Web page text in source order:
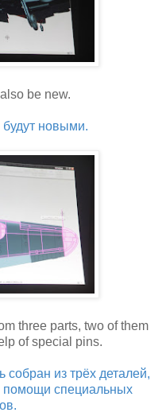
be new.
новыми.
three parts, two of them
of special pins.
из трёх деталей,
помощи специальных